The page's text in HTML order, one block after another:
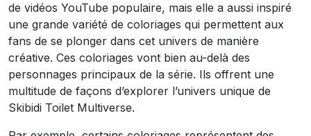
de vidéos YouTube populaire, mais elle a aussi inspiré
une grande variété de coloriages qui permettent aux
fans de se plonger dans cet univers de manière
créative. Ces coloriages vont bien au-delà des
personnages principaux de la série. Ils offrent une
multitude de façons d’explorer l’univers unique de
Skibidi Toilet Multiverse.